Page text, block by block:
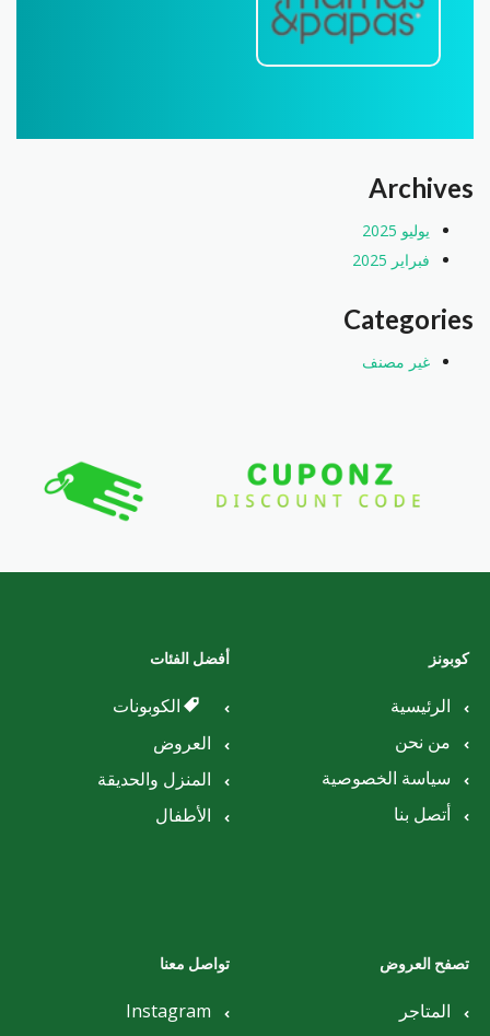
Archives
يوليو 2025
فبراير 2025
Categories
غير مصنف
كوبونز
الرئيسية
من نحن
سياسة الخصوصية
أتصل بنا
أفضل الفئات
الكوبونات
العروض
المنزل والحديقة
الأطفال
تصفح العروض
المتاجر
تواصل معنا
Instagram